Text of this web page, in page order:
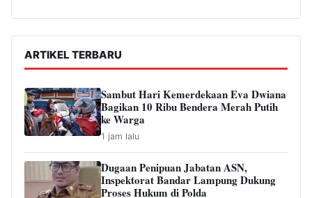
ARTIKEL TERBARU
Sambut Hari Kemerdekaan Eva Dwiana
Bagikan 10 Ribu Bendera Merah Putih
ke Warga
1 jam lalu
Dugaan Penipuan Jabatan ASN,
Inspektorat Bandar Lampung Dukung
Proses Hukum di Polda